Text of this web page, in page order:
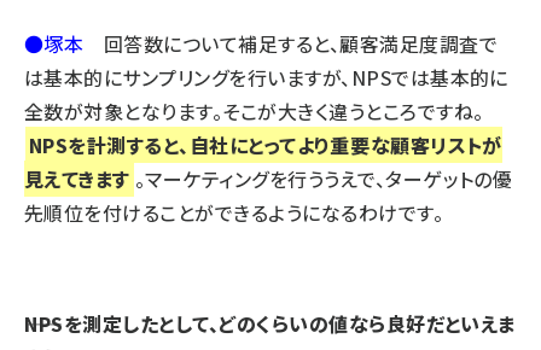
●塚本 回答数について補足すると、顧客満足度調査で
は基本的にサンプリングを行いますが、NPSでは基本的に
全数が対象となります。そこが大きく違うところですね。
NPSを計測すると、自社にとってより重要な顧客リストが
見えてきます 。マーケティングを行ううえで、ターゲットの優
先順位を付けることができるようになるわけです。
――NPSを測定したとして、どのくらいの値なら良好だといえま